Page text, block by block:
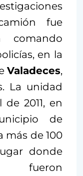
fue
comando
en la
Valadeces,
La unidad
2011, en
de
más de 100
donde
fueron